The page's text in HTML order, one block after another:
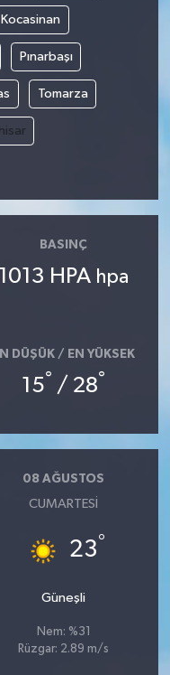
Kocasinan
Pınarbaşı
Tomarza
BASINÇ
1013 HPA hpa
DÜŞÜK / EN YÜKSEK
15° / 28°
08 AĞUSTOS
CUMARTESI
23°
Güneşli
Nem: %31
Rüzgar: 2.89 m/s